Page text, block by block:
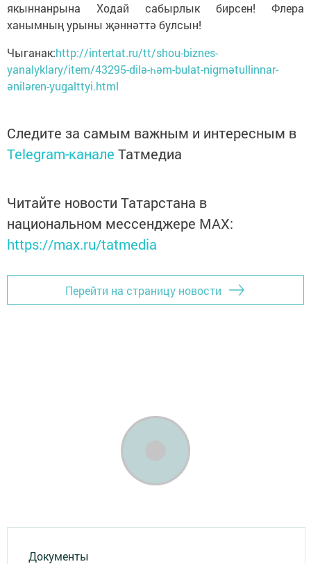
якыннанрына Ходай сабырлык бирсен! Флера
ханымның урыны җәннәттә булсын!
Чыганак:http://intertat.ru/tt/shou-biznes-
yanalyklary/item/43295-dilә-һәm-bulat-nigmәtullinnar-
әnilәren-yugalttyi.html
Следите за самым важным и интересным в
Telegram-канале Татмедиа
Читайте новости Татарстана в
национальном мессенджере MАХ:
https://max.ru/tatmedia
Перейти на страницу новости
Документы